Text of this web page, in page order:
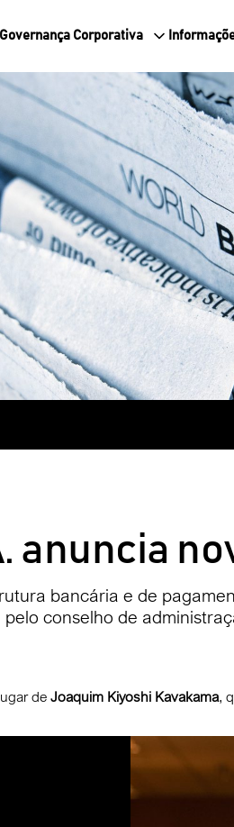
Governança Corporativa
anuncia
bancária e de
pelo conselho de
deJoaquim Kiyoshi Kavakama,